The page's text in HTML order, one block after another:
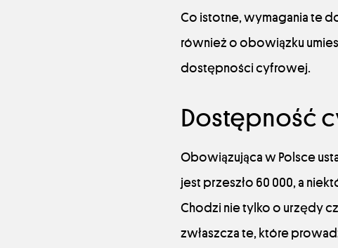
Co istotne, wymagania te
również o obowiązku
dostępności cyfrowej.
Dostępność
Obowiązująca w Polsce
jest przeszło 60 000, a
Chodzi nie tylko o urzędy
zwłaszcza te, które